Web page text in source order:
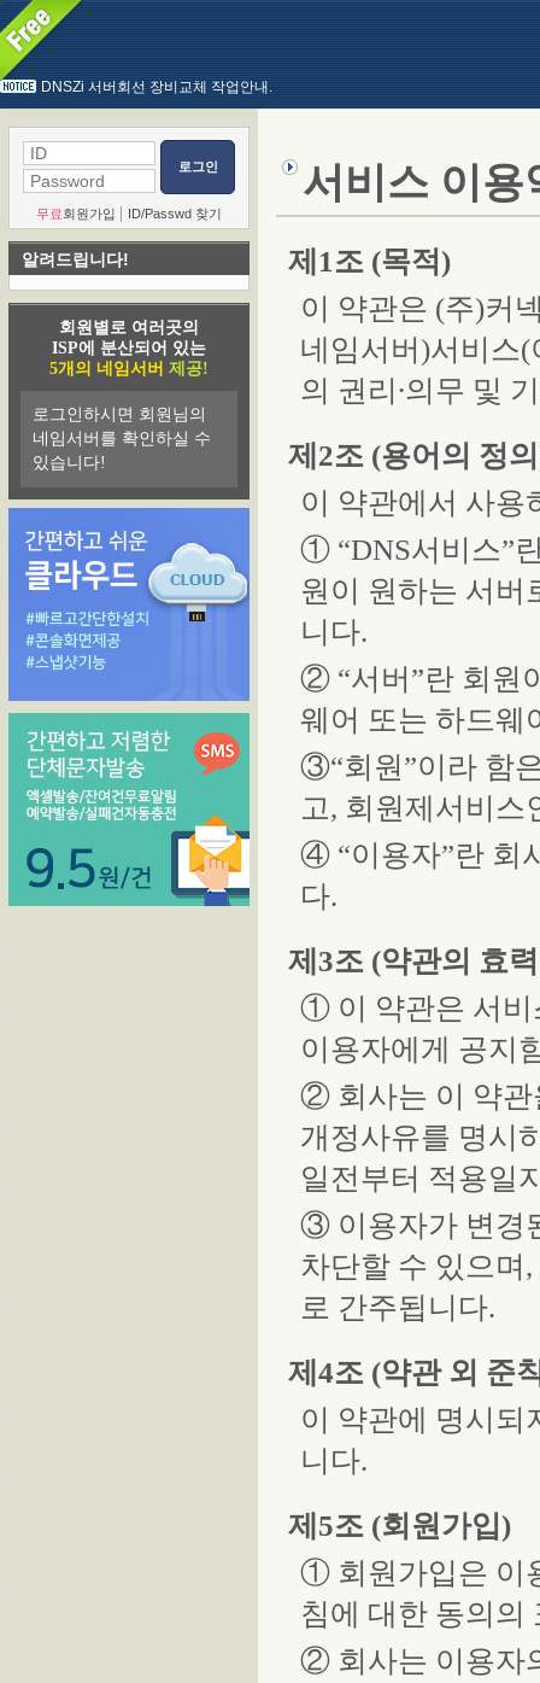
DNSZi 서버회선 장비교체 작업안내.
`
로그인
무료 회원가입 ID/Passwd 찾기
알려드립니다!
회원별로 여러곳의
ISP에 분산되어 있는
5개의 네임서버 제공!
로그인하시면 회원님의
네임서버를 확인하실 수
있습니다!
서비스 이용
제1조 (목적)
이 약관은 (주)커
네임서버)서비스(
의 권리∙의무 및
제2조 (용어의 정
이 약관에서 사용
① “DNS서비스”
원이 원하는 서버
니다.
② “서버”란 회원
웨어 또는 하드웨
③“회원”이라 함
고, 회원제서비스
④ “이용자”란 회
다.
제3조 (약관의 효
① 이 약관은 서비
이용자에게 공지
② 회사는 이 약관
개정사유를 명시
일전부터 적용일
③ 이용자가 변경
차단할 수 있으며
로 간주됩니다.
제4조 (약관 외 준
이 약관에 명시되
니다.
제5조 (회원가입)
① 회원가입은 이
침에 대한 동의의
② 회사는 이용자